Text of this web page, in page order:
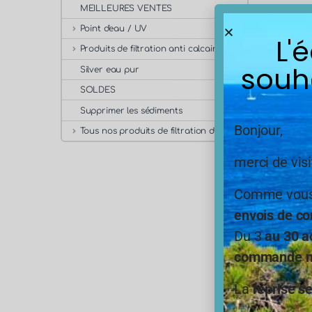
La
MEILLEURES VENTES
Point d'eau / UV
Produits de filtration anti calcaire
Silver eau pur
SOLDES
Supprimer les sédiments
Tous nos produits de filtration de l'eauBonjour,
merci de
Comme
envois de
Du 3au 30
commande
Lareprise